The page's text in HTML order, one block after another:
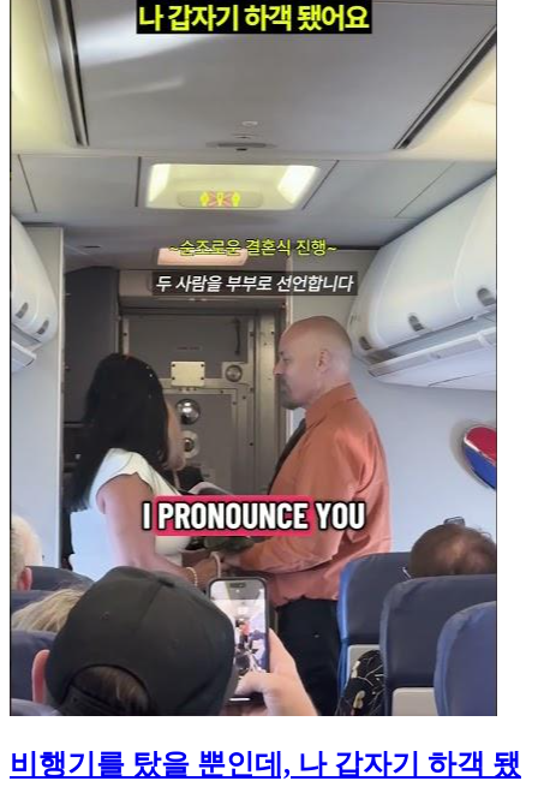
비행기를 탔을 뿐인데, 나 갑자기 하객 됐